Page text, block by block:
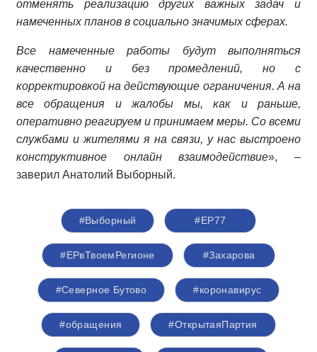
отменять реализацию других важных задач и
намеченных планов в социально значимых сферах.
Все намеченные работы будут выполняться
качественно и без промедлений, но с
корректировкой на действующие ограничения. А на
все обращения и жалобы мы, как и раньше,
оперативно реагируем и принимаем меры. Со всеми
службами и жителями я на связи, у нас выстроено
конструктивное онлайн взаимодействие», –
заверил Анатолий Выборный.
#Выборный #ЕР77
#ЕРвТвоемРегионе #Захарова
#Северное Бутово #коронавирус
#обращения #ОткрытаяПартия